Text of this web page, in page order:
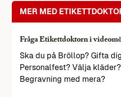
MER MED
Fråga Etikettdoktorn i
Ska du på Bröllop? Gifta
Personalfest? Välja
Begravning med mera?